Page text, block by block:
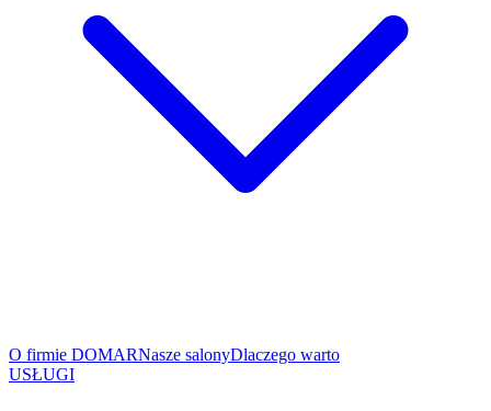
O firmie DOMARNasze salonyDlaczego warto
USŁUGI